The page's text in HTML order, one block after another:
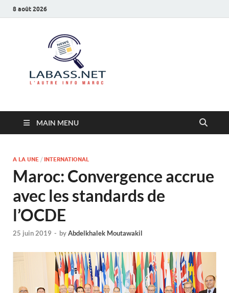
8 août 2026
MAIN MENU
A LA UNE / INTERNATIONAL
Maroc: Convergence accrue
avec les standards de
l’OCDE
25 juin 2019 - byAbdelkhalek Moutawakil